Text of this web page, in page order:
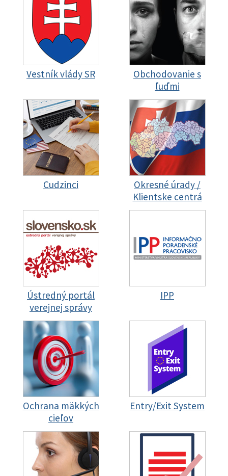
Vestník vlády SR
Obchodovanie s
ľuďmi
Cudzinci
Okresné úrady /
Klientske centrá
Ústredný portál
verejnej správy
IPP
Ochrana mäkkých
cieľov
Entry/Exit System